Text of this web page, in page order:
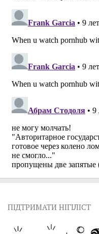
ПІДТРИМАТИ НІГІЛІСТ